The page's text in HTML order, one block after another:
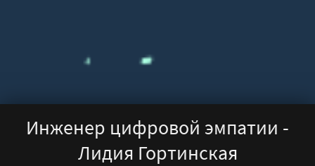
Инженер цифровой эмпатии -
Лидия Гортинская